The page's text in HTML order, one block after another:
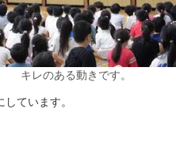
キレのある動きです。
ています。